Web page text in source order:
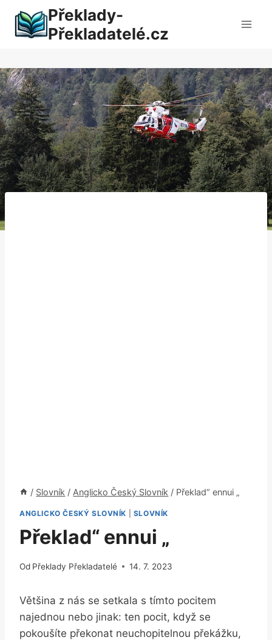
obsah
Překlady-
Překladatelé.cz
/ Slovník / Anglicko Český Slovník / Překlad“ ennui „
ANGLICKO ČESKÝ SLOVNÍK SLOVNÍK
Překlad“ ennui „
Od Překlady Překladatelé 14. 7. 2023
Většina z nás se setkala s tímto pocitem
najednou nebo jinak: ten pocit, když se
pokoušíte překonat neuchopitelnou překážku,